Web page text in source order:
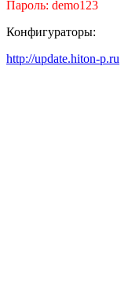
Пароль: demo123
Конфигураторы:
http://update.hiton-p.ru